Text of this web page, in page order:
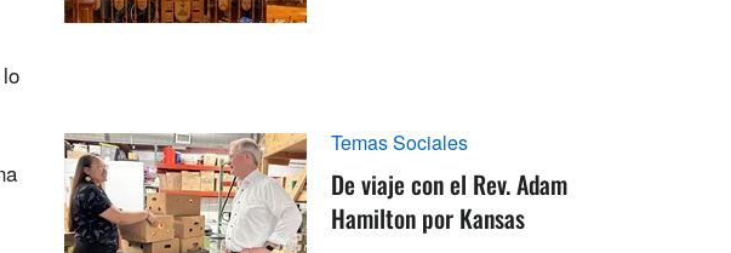
Temas Sociales
De viaje con el Rev. Adam
Hamilton por Kansas